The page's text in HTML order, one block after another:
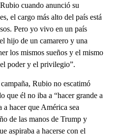
cuando anunció su
el cargo más alto del país está
Pero yo vivo en un país
hijo de un camarero y una
los mismos sueños y el mismo
poder y el privilegio”.
Rubio no escatimó
que él no iba a “hacer grande a
hacer que América sea
de las manos de Trump y
aspiraba a hacerse con el